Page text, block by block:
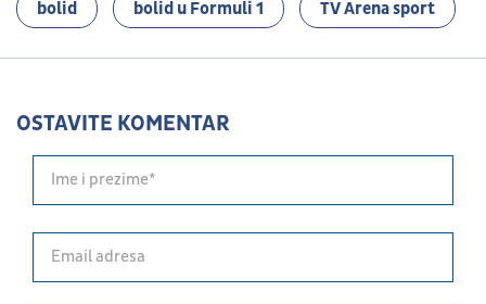
bolid bolid u Formuli 1 TV Arena sport
OSTAVITE KOMENTAR